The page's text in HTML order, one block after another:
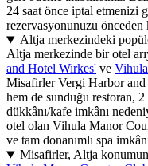
24 saat önce iptal etmenizi
rezervasyonunuzu
Altja merkezindeki
Altja merkezinde bir otel
and Hotel Wirkes' ve
Misafirler Vergi Harbor
hem de sunduğu restoran,
dükkânı/kafe imkânı
otel olan Vihula Manor
ve tam donanımlı spa
Misafirler, Altja